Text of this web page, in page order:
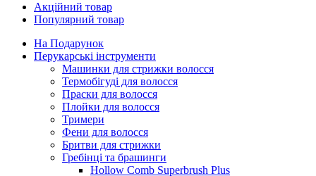
Акційний товар
Популярний товар
На Подарунок
Перукарські інструменти
Машинки для стрижки волосся
Термобігуді для волосся
Праски для волосся
Плойки для волосся
Тримери
Фени для волосся
Бритви для стрижки
Гребінці та брашинги
Hollow Comb Superbrush Plus